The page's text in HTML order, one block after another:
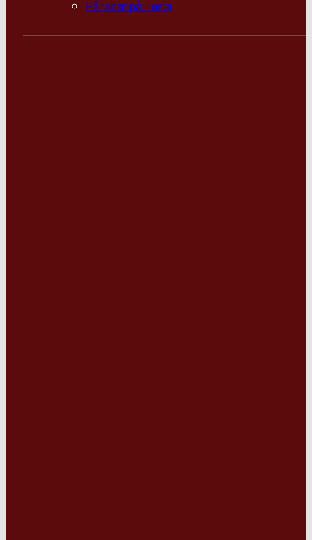
Få rabat på Tesla